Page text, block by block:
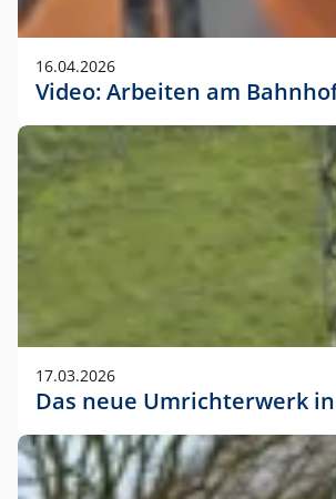
16.04.2026
Video: Arbeiten am
17.03.2026
Das neue Umrichterwerk